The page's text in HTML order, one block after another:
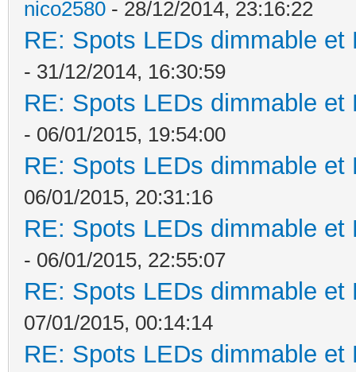
nico2580 - 28/12/2014, 23:16:22
RE: Spots LEDs dimmable
- 31/12/2014, 16:30:59
RE: Spots LEDs dimmable
- 06/01/2015, 19:54:00
RE: Spots LEDs dimmable
06/01/2015, 20:31:16
RE: Spots LEDs dimmable
- 06/01/2015, 22:55:07
RE: Spots LEDs dimmable
07/01/2015, 00:14:14
RE: Spots LEDs dimmable